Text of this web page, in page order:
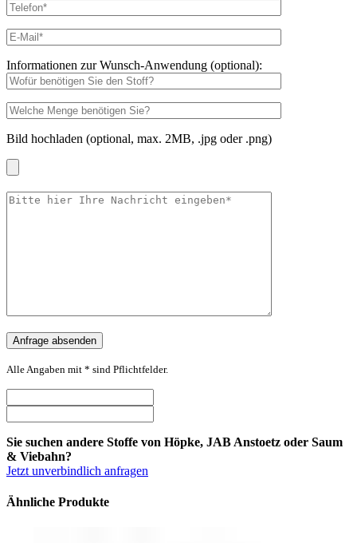
Informationen zur Wunsch-Anwendung (optional):
Bild hochladen (optional, max. 2MB, .jpg oder .png)
Alle Angaben mit * sind Pflichtfelder.
Sie suchen andere Stoffe von Höpke, JAB Anstoetz oder Saum
& Viebahn?
Jetzt unverbindlich anfragen
Ähnliche Produkte